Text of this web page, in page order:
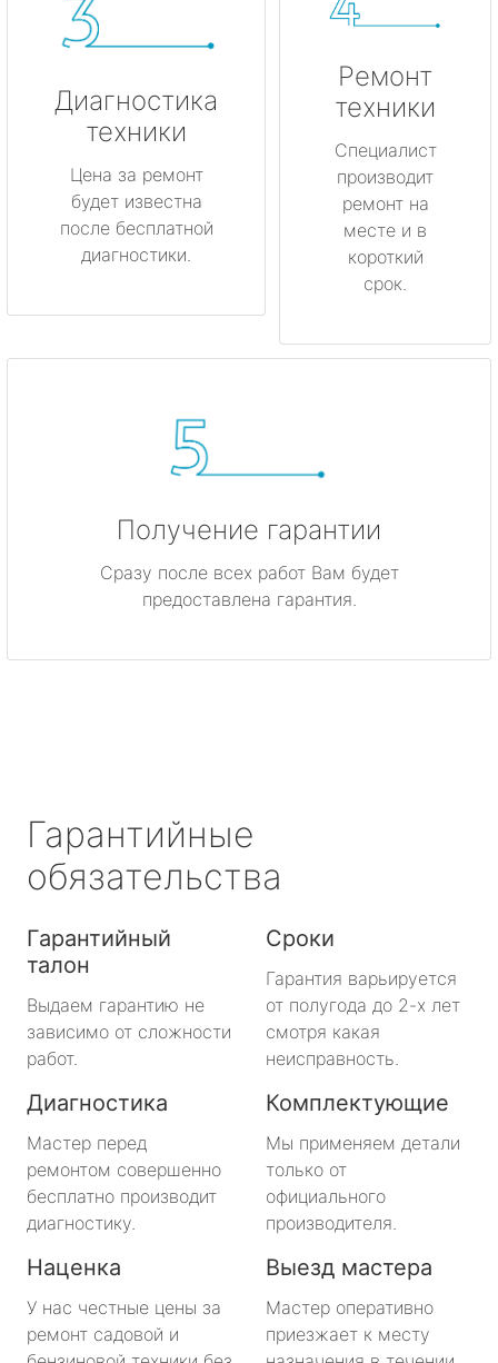
Диагностика
техники
Цена за ремонт
будет известна
после бесплатной
диагностики.
Ремонт
техники
Специалист
производит
ремонт на
месте и в
короткий
срок.
Получение гарантии
Сразу после всех работ Вам будет
предоставлена гарантия.
Гарантийные
обязательства
Гарантийный
талон
Выдаем гарантию не
зависимо от сложности
работ.
Сроки
Гарантия варьируется
от полугода до 2-х лет
смотря какая
неисправность.
Диагностика
Мастер перед
ремонтом совершенно
бесплатно производит
диагностику.
Комплектующие
Мы применяем детали
только от
официального
производителя.
Наценка
У нас честные цены за
ремонт садовой и
Выезд мастера
Мастер оперативно
приезжает к месту